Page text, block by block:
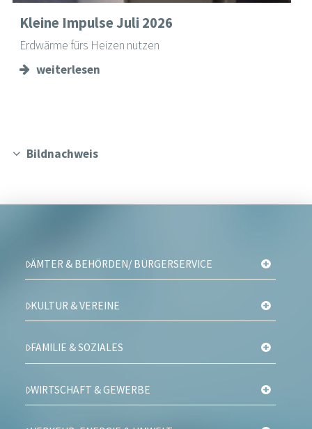
Kleine Impulse Juli 2026
Erdwärme fürs Heizen nutzen
weiterlesen
Bildnachweis
ÄMTER & BEHÖRDEN/ BÜRGERSERVICE
KULTUR & VEREINE
FAMILIE & SOZIALES
WIRTSCHAFT & GEWERBE